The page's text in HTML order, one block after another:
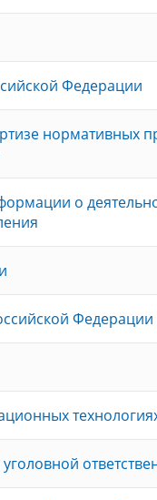
Федерации
нормативных
о
Федерации